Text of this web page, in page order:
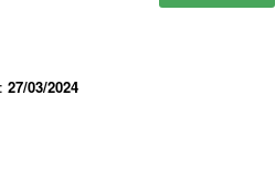
27/03/2024